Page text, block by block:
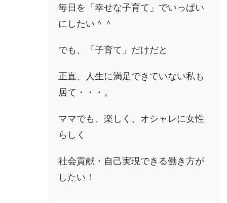
毎日を「幸せな子育て」でいっぱい
にしたい＾＾
でも、「子育て」だけだと
正直、人生に満足できていない私も
居て・・・。
ママでも、楽しく、オシャレに女性
らしく
社会貢献・自己実現できる働き方が
したい！